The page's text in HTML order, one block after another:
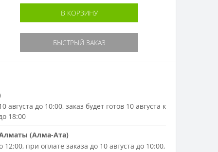
В КОРЗИНУ
БЫСТРЫЙ ЗАКАЗ
августа до 10:00, заказ будет готов 10 августа к
18:00
(Алма-Ата)
12:00, при оплате заказа до 10 августа до 10:00,